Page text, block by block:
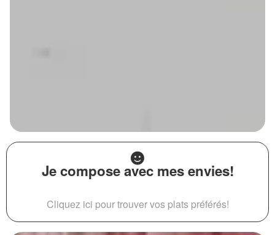
Je compose avec mes envies!
Cliquez ici pour trouver vos plats préférés!